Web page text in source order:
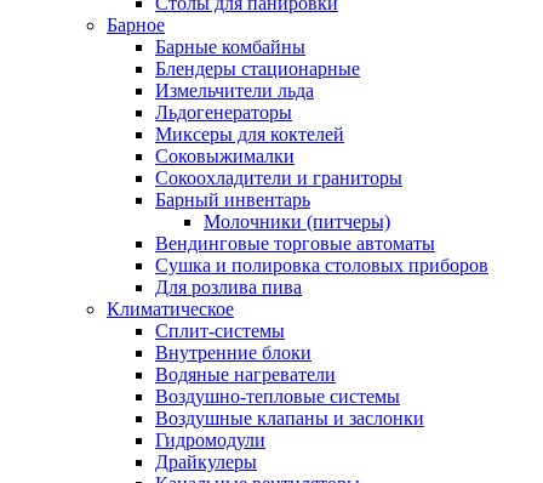
Барное
Барные комбайны
Блендеры стационарные
Измельчители льда
Льдогенераторы
Миксеры для коктелей
Соковыжималки
Сокоохладители и граниторы
Барный инвентарь
Молочники (питчеры)
Вендинговые торговые автоматы
Сушка и полировка столовых приборов
Для розлива пива
Климатическое
Сплит-системы
Внутренние блоки
Водяные нагреватели
Воздушно-тепловые системы
Воздушные клапаны и заслонки
Гидромодули
Драйкулеры